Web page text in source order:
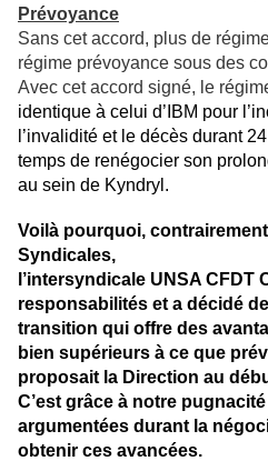
Prévoyance
Sans cet accord, plus de
régime prévoyance sous des
Avec cet accord signé, le
identique à celui d’IBM pour
l’invalidité et le décès durant
temps de renégocier son
au sein de Kyndryl.
Voilà pourquoi,
Syndicales,
l’intersyndicale UNSA CFDT
responsabilités et a décidé
transition qui offre des
bien supérieurs à ce que
proposait la Direction au
C’est grâce à notre
argumentées durant la
obtenir ces avancées.